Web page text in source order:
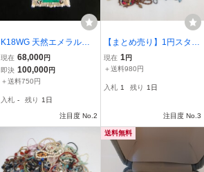
K18WG 天然エメラルド0.
55ct メレダイヤ0.52ctネ
ックレス ペンダント プラ
チナ
現在 68,000円
即決 100,000円
＋送料750円
入札 - 残り 1日
注目度 No.2
【まとめ売り】1円スター
ト アクセサリー ハンドメ
イド ビーズ ネックレス
出品 総重量約3,014g レデ
現在 1円
＋送料980円
入札 1 残り 1日
注目度 No.3
送料無料